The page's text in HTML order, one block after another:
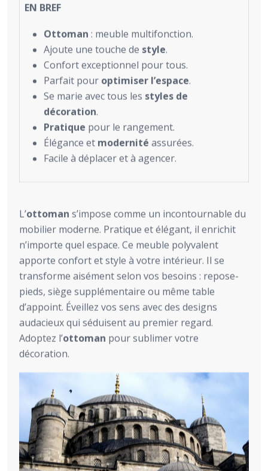
EN BREF
Ottoman : meuble multifonction.
Ajoute une touche de style.
Confort exceptionnel pour tous.
Parfait pour optimiser l’espace.
Se marie avec tous les styles de
décoration.
Pratique pour le rangement.
Élégance et modernité assurées.
Facile à déplacer et à agencer.
L’ottoman s’impose comme un incontournable du
mobilier moderne. Pratique et élégant, il enrichit
n’importe quel espace. Ce meuble polyvalent
apporte confort et style à votre intérieur. Il se
transforme aisément selon vos besoins : repose-
pieds, siège supplémentaire ou même table
d’appoint. Éveillez vos sens avec des designs
audacieux qui séduisent au premier regard.
Adoptez l’ottoman pour sublimer votre
décoration.